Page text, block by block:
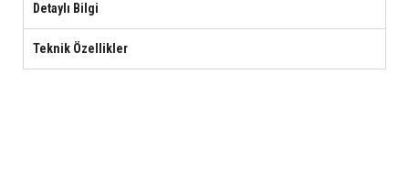
Detaylı Bilgi
Teknik Özellikler